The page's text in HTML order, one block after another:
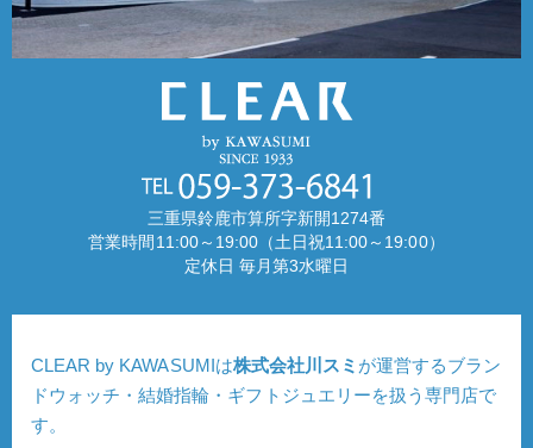
三重県鈴鹿市算所字新開1274番
営業時間11:00～19:00（土日祝11:00～19:00）
定休日 毎月第3水曜日
CLEAR by KAWASUMIは株式会社川スミ が運営するブラン
ドウォッチ・結婚指輪・ギフトジュエリーを扱う専門店で
す。